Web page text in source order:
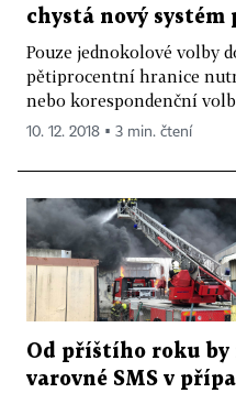
chystá nový systém
Pouze jednokolové volby
pětiprocentní hranice
nebo korespondenční
10. 12. 2018 ▪ 3 min. čtení
Od příštího roku
varovné SMS v